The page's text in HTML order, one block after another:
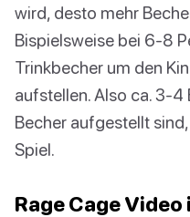
wird, desto mehr
Bispielsweise bei 6-8
Trinkbecher um den
aufstellen. Also ca. 3-4
Becher aufgestellt
Spiel.
Rage Cage